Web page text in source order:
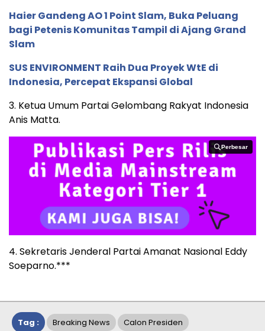
Haier Gandeng AO 1 Point Slam, Buka Peluang
bagi Petenis Komunitas Tampil di Ajang Grand
Slam
SUS ENVIRONMENT Raih Dua Proyek WtE di
Indonesia, Percepat Ekspansi Global
3. Ketua Umum Partai Gelombang Rakyat Indonesia
Anis Matta.
Perbesar
Perbesar
4. Sekretaris Jenderal Partai Amanat Nasional Eddy
Soeparno.***
Tag : Breaking News Calon Presiden